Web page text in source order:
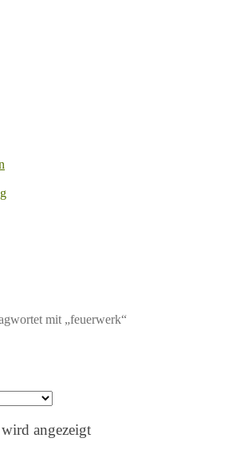
mit „feuerwerk“
angezeigt